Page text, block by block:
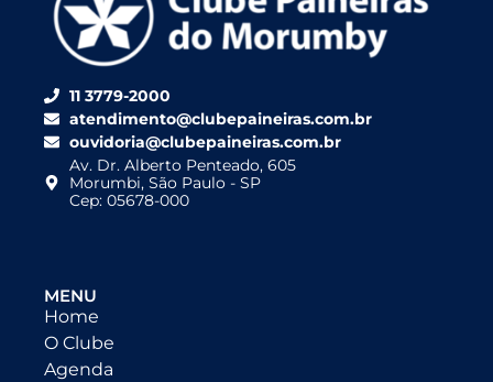
11 3779-2000
atendimento@clubepaineiras.com.br
ouvidoria@clubepaineiras.com.br
Av. Dr. Alberto Penteado, 605
Morumbi, São Paulo - SP
Cep: 05678-000
MENU
Home
O Clube
Agenda